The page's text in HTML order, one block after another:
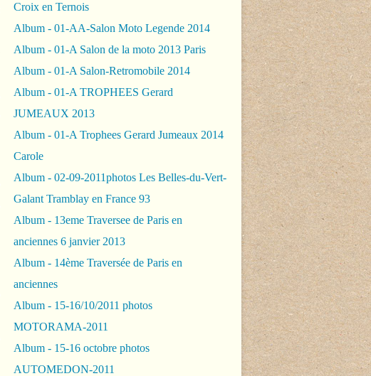
Croix en Ternois
Album - 01-AA-Salon Moto Legende 2014
Album - 01-A Salon de la moto 2013 Paris
Album - 01-A Salon-Retromobile 2014
Album - 01-A TROPHEES Gerard
JUMEAUX 2013
Album - 01-A Trophees Gerard Jumeaux 2014
Carole
Album - 02-09-2011photos Les Belles-du-Vert-
Galant Tramblay en France 93
Album - 13eme Traversee de Paris en
anciennes 6 janvier 2013
Album - 14ème Traversée de Paris en
anciennes
Album - 15-16/10/2011 photos
MOTORAMA-2011
Album - 15-16 octobre photos
AUTOMEDON-2011